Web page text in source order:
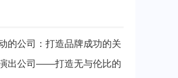
的公司：打造品牌成功的关
演出公司——打造无与伦比的